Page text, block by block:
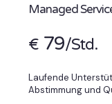
Managed
€ 79/Std.
Laufende
Abstimmung und